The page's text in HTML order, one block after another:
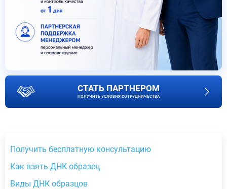
СТАТЬ ПАРТНЕРОМ
ПОЛУЧИТЬ УСЛОВИЯ СОТРУДНИЧЕСТВА
Получить бесплатную консультацию
Как взять ДНК образец
Виды ДНК образцов